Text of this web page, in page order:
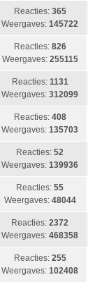
Reacties: 365
Weergaves: 145722
Reacties: 826
Weergaves: 255115
Reacties: 1131
Weergaves: 312099
Reacties: 408
Weergaves: 135703
Reacties: 52
Weergaves: 139936
Reacties: 55
Weergaves: 48044
Reacties: 2372
Weergaves: 468358
Reacties: 255
Weergaves: 102408